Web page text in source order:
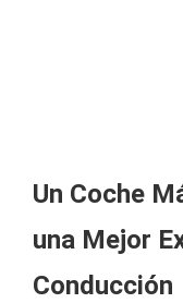
Un Coche
una Mejor
Conducción